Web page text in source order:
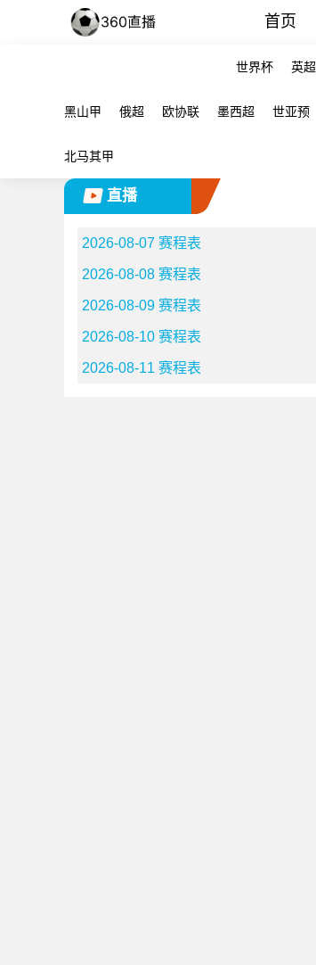
首页
世界杯 英超
黑山甲 俄超 欧协联 墨西超 世亚预
北马其甲
直播
2026-08-07 赛程表
2026-08-08 赛程表
2026-08-09 赛程表
2026-08-10 赛程表
2026-08-11 赛程表